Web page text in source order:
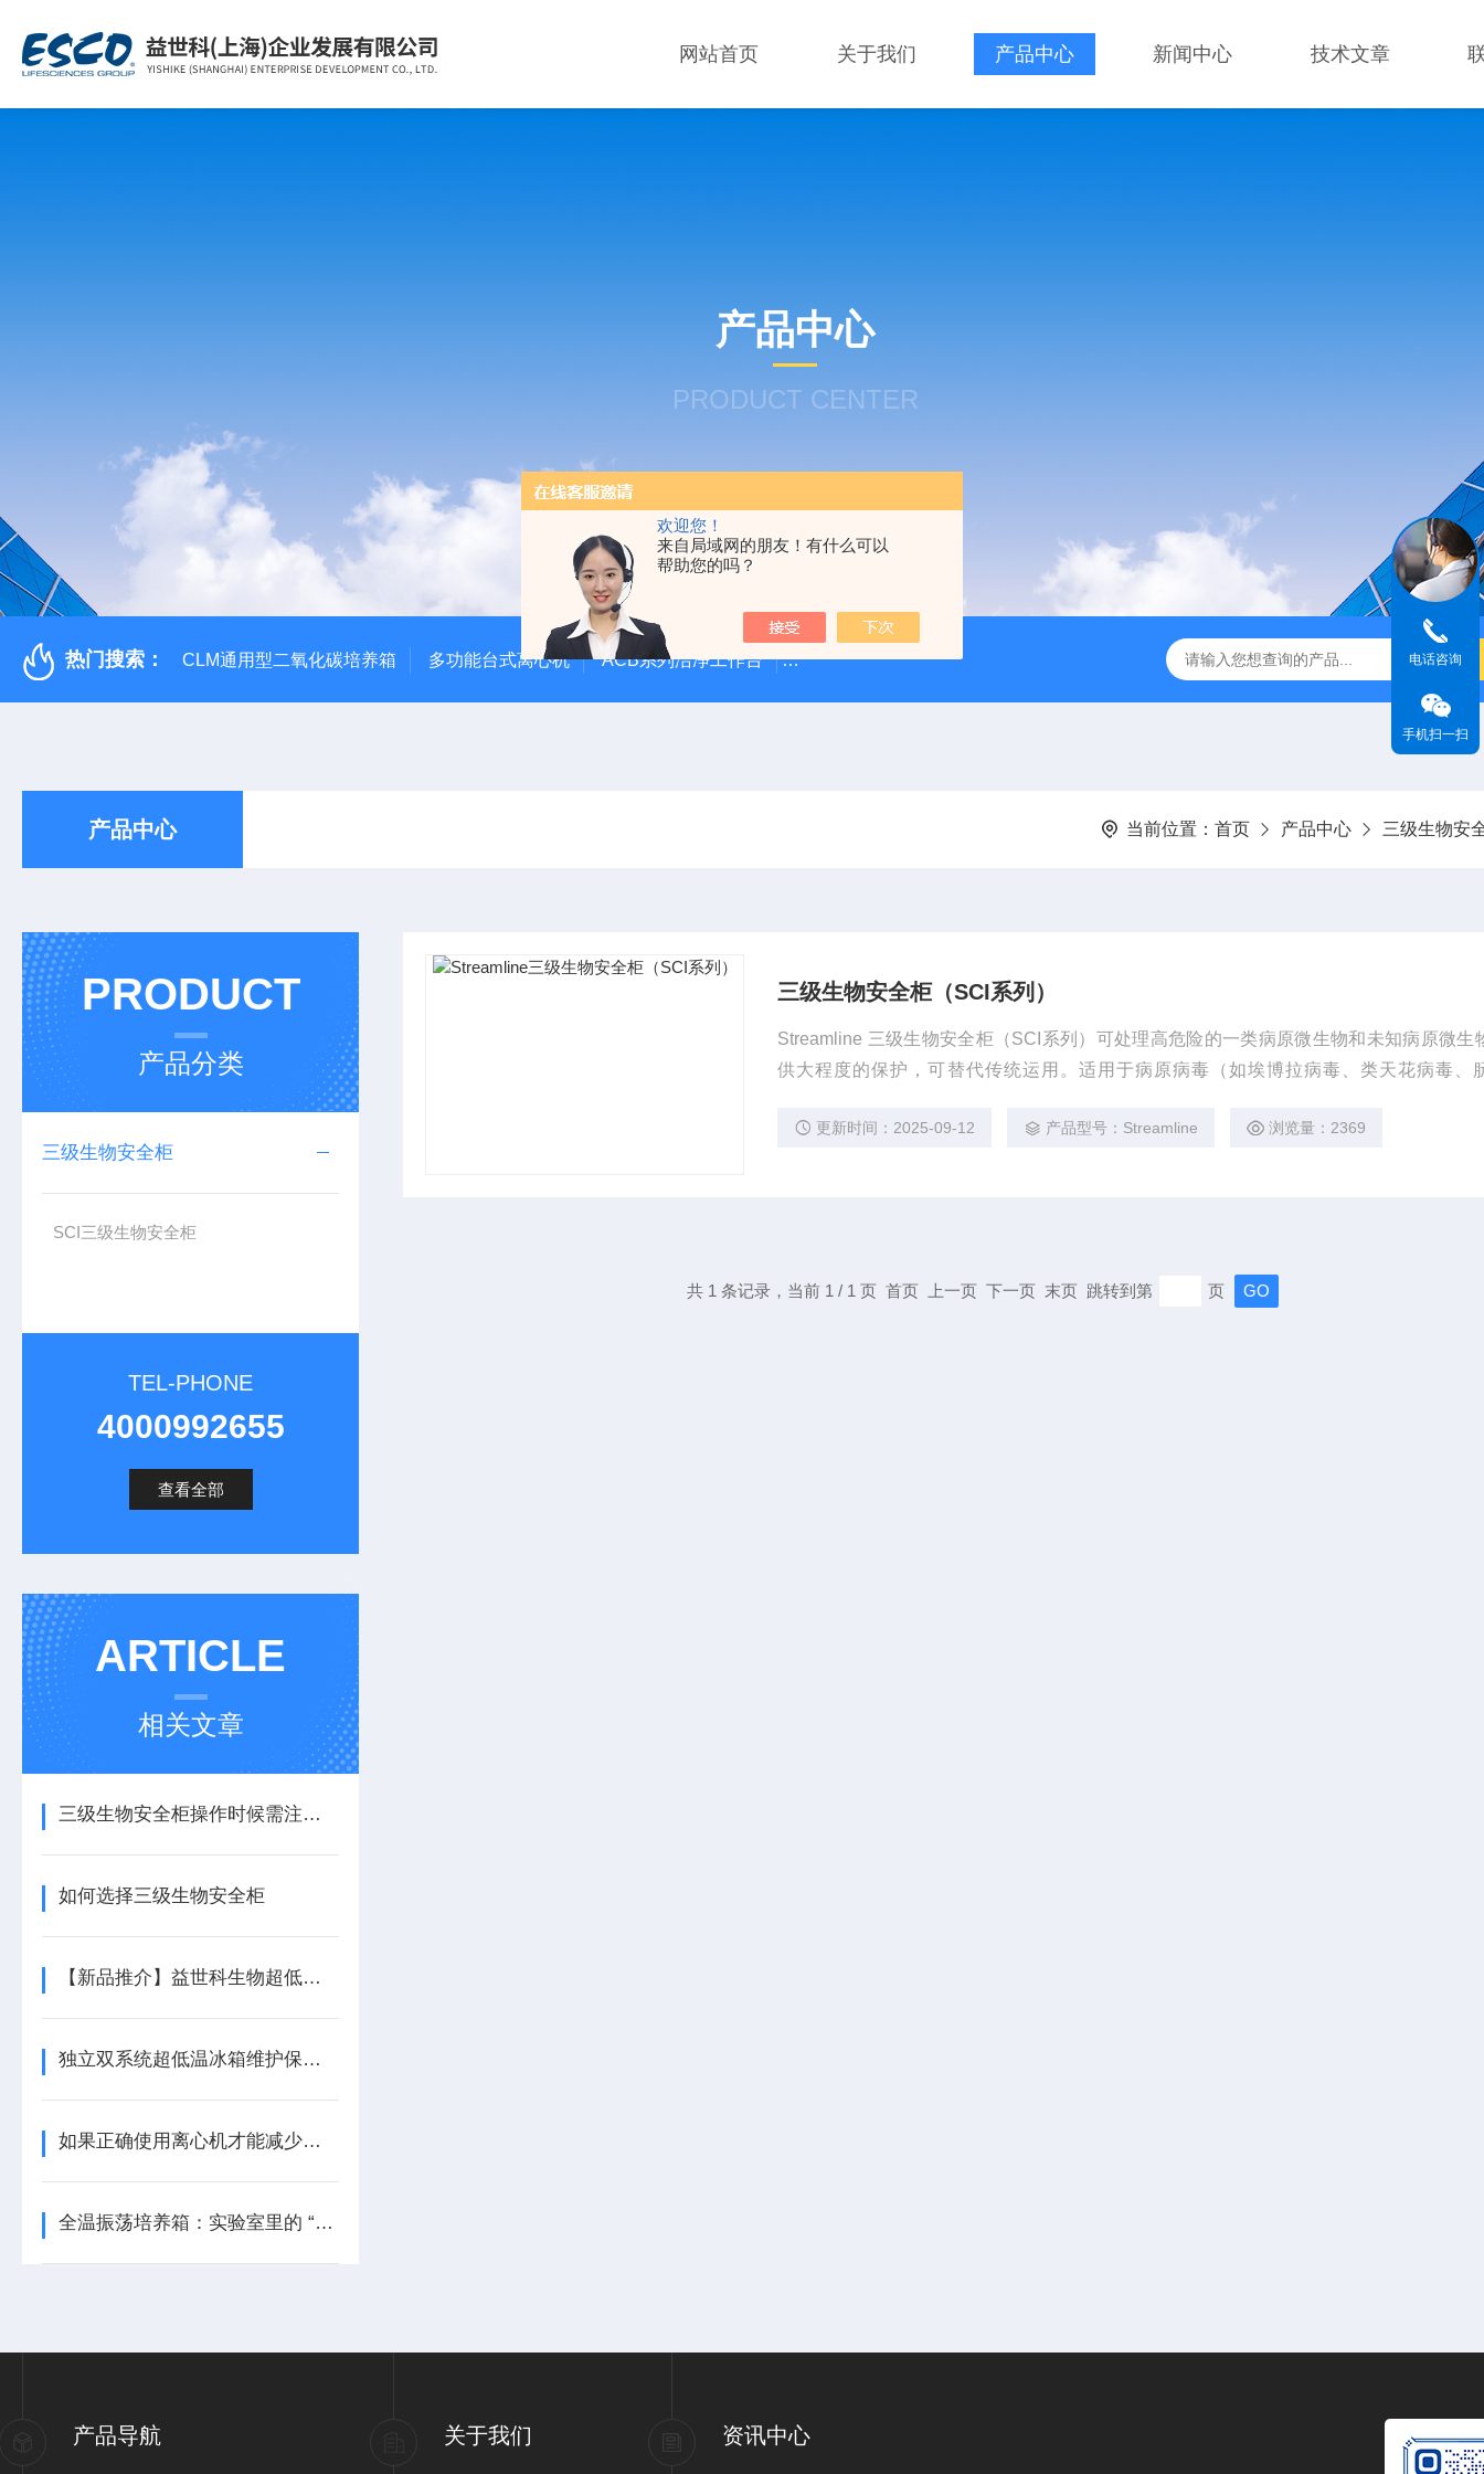
欢迎您！
来自局域网的朋友！有什么可以
帮助您的吗？
网站首页 关于我们 产品中心 新闻中心 技术文章
产品中心
PRODUCT CENTER
热门搜索： CLM通用型二氧化碳培养箱 多功能台式离心机 ACB系列洁净工作台 LVG-G Airstream第3代垂直流超净工作台 Powdermax PW1-3A1粉末样品称量柜
产品中心 当前位置： 首页 产品中心 三级生物安
PRODUCT
产品分类
三级生物安全柜
SCI三级生物安全柜
TEL-PHONE
4000992655
查看全部
ARTICLE
相关文章
三级生物安全柜操作时候需注意以下几点事项
如何选择三级生物安全柜
【新品推介】益世科生物超低温冰箱
独立双系统超低温冰箱维护保养方法及维护
如果正确使用离心机才能减少故障的发生
全温振荡培养箱：实验室里的 “生命摇篮” 使用秘籍大公开
三级生物安全柜（SCI系列）
Streamline 三级生物安全柜（SCI系列）可处理高危险的一类病原微生物和未知病原微生
供大程度的保护，可替代传统运用。适用于病原病毒（如埃博拉病毒、类天花病毒、
及重组遗传基因等试验方面具有高危险度的操作，能对实验室操作人员，样品和环境提供
更新时间：2025-09-12 产品型号：Streamline 浏览量：2369
共 1 条记录，当前 1 / 1 页 首页 上一页 下一页 末页 跳转到第 页
产品导航 关于我们 资讯中心
电话咨询
手机扫一扫